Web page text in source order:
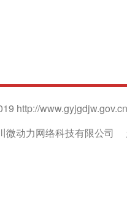
http://www.gyjgdjw.gov.cn
微动力网络科技有限公司